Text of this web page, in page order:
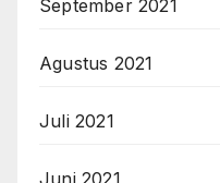
September 2021
Agustus 2021
Juli 2021
Juni 2021